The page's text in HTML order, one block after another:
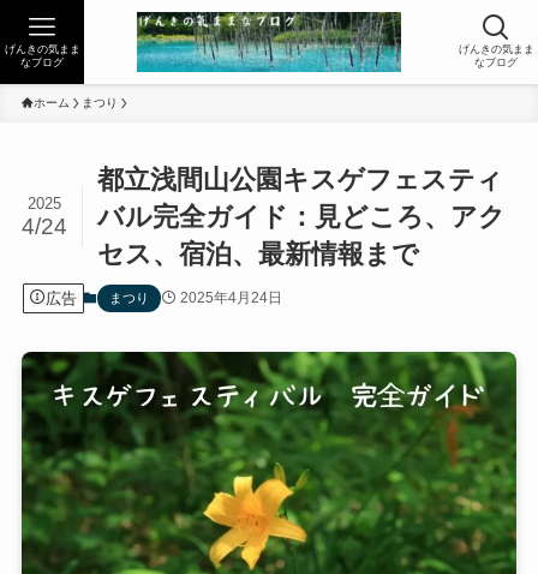
げんきの気まま
なブログ
げんきの気まま
なブログ
ホーム まつり
都立浅間山公園キスゲフェスティ
バル完全ガイド：見どころ、アク
セス、宿泊、最新情報まで
2025
4/24
広告 まつり 2025年4月24日